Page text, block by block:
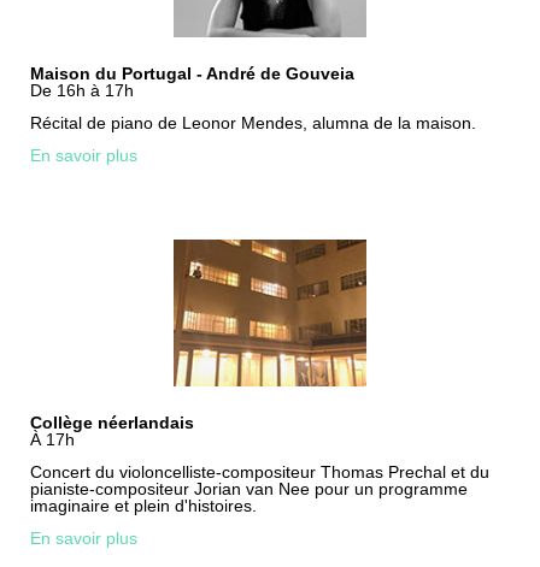
Maison du Portugal - André de Gouveia
De 16h à 17h
Récital de piano de Leonor Mendes, alumna de la maison.
En savoir plus
Collège néerlandais
À 17h
Concert du violoncelliste-compositeur Thomas Prechal et du
pianiste-compositeur Jorian van Nee pour un programme
imaginaire et plein d'histoires.
En savoir plus